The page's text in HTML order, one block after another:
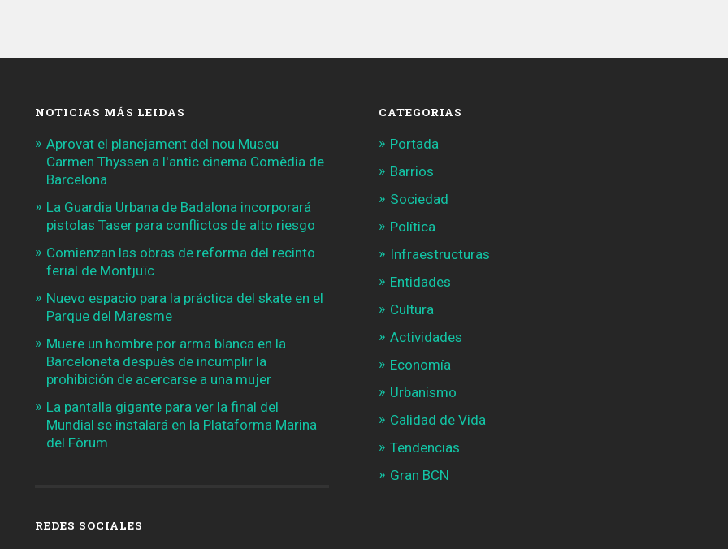
NOTICIAS MÁS LEIDAS
Aprovat el planejament del nou Museu
Carmen Thyssen a l'antic cinema Comèdia de
Barcelona
La Guardia Urbana de Badalona incorporará
pistolas Taser para conflictos de alto riesgo
Comienzan las obras de reforma del recinto
ferial de Montjuïc
Nuevo espacio para la práctica del skate en el
Parque del Maresme
Muere un hombre por arma blanca en la
Barceloneta después de incumplir la
prohibición de acercarse a una mujer
La pantalla gigante para ver la final del
Mundial se instalará en la Plataforma Marina
del Fòrum
REDES SOCIALES
CATEGORIAS
Portada
Barrios
Sociedad
Política
Infraestructuras
Entidades
Cultura
Actividades
Economía
Urbanismo
Calidad de Vida
Tendencias
Gran BCN